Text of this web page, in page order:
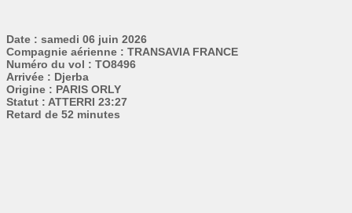
Date : samedi 06 juin 2026
Compagnie aérienne : TRANSAVIA FRANCE
Numéro du vol : TO8496
Arrivée : Djerba
Origine : PARIS ORLY
Statut : ATTERRI 23:27
Retard de 52 minutes